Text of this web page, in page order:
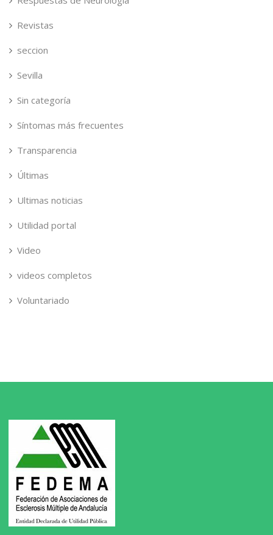
Revistas
seccion
Sevilla
Sin categoría
Síntomas más frecuentes
Transparencia
Últimas
Ultimas noticias
Utilidad portal
Video
videos completos
Voluntariado